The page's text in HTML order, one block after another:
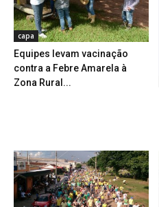
capa
Equipes levam vacinação
contra a Febre Amarela à
Zona Rural...